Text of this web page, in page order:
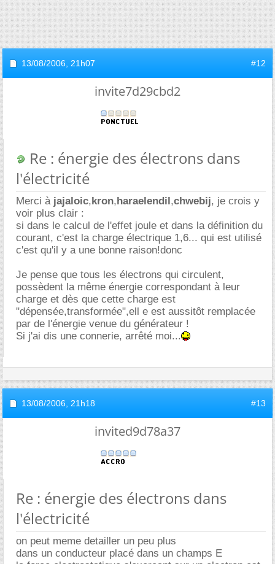
13/08/2006, 21h07 #12
invite7d29cbd2
Re : énergie des électrons dans
l'électricité
Merci à jajaloic,kron,haraelendil,chwebij, je crois y
voir plus clair :
si dans le calcul de l'effet joule et dans la définition du
courant, c'est la charge électrique 1,6... qui est utilisé
c'est qu'il y a une bonne raison!donc
Je pense que tous les électrons qui circulent,
possèdent la même énergie correspondant à leur
charge et dès que cette charge est
"dépensée,transformée",ell e est aussitôt remplacée
par de l'énergie venue du générateur !
Si j'ai dis une connerie, arrêté moi...
13/08/2006, 21h18 #13
invited9d78a37
Re : énergie des électrons dans
l'électricité
on peut meme detailler un peu plus
dans un conducteur placé dans un champs E